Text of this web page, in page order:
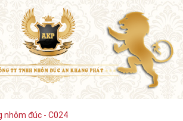
nhôm đúc - C024